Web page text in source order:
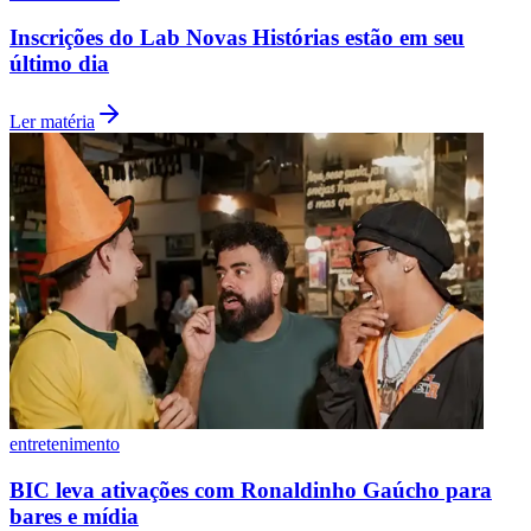
Grêmio
Inscrições do Lab Novas Histórias estão em seu
último dia
Ler matéria
entretenimento
BIC leva ativações com Ronaldinho Gaúcho para
bares e mídia